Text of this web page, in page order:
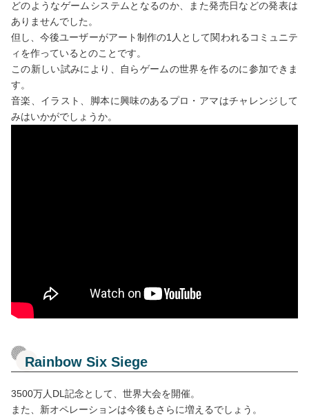
どのようなゲームシステムとなるのか、また発売日などの発表は
ありませんでした。
但し、今後ユーザーがアート制作の1人として関われるコミュニテ
ィを作っているとのことです。
この新しい試みにより、自らゲームの世界を作るのに参加できま
す。
音楽、イラスト、脚本に興味のあるプロ・アマはチャレンジして
みはいかがでしょうか。
Rainbow Six Siege
3500万人DL記念として、世界大会を開催。
また、新オペレーションは今後もさらに増えるでしょう。